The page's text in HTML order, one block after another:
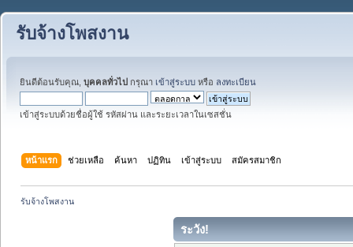
รับจ้างโพสงาน
ยินดีต้อนรับคุณ, บุคคลทั่วไป กรุณา เข้าสู่ระบบ หรือ ลงทะเบียน
เข้าสู่ระบบด้วยชื่อผู้ใช้ รหัสผ่าน และระยะเวลาในเซสชั่น
หน้าแรก ช่วยเหลือ ค้นหา ปฏิทิน เข้าสู่ระบบ สมัครสมาชิก
รับจ้างโพสงาน
ระวัง!